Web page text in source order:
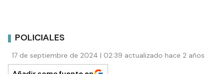
POLICIALES
17 de septiembre de 2024 | 02:39 actualizado hace 2 años